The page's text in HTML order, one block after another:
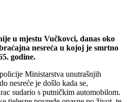
u mjestu Vučkovci, danas oko
nesreća u kojoj je smrtno
godine.
Ministarstva unutrašnjih
nesreće je došlo kada se,
sudario s putničkim automobilom.